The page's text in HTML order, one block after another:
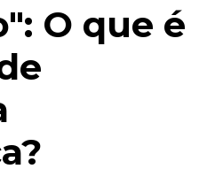
O que é